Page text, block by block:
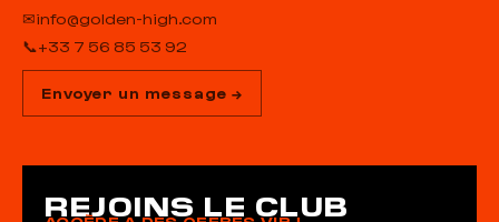
✉info@golden-high.com
📞+33 7 56 85 53 92
Envoyer un message →
REJOINS LE CLUB